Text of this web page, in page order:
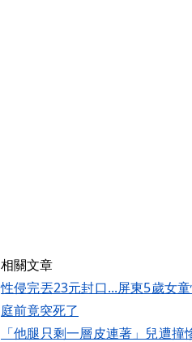
相關文章
性侵完丟23元封口...屏東5歲女
庭前竟突死了
「他腿只剩一層皮連著」兒遭